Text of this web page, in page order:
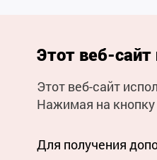
(с) Национальная
защищены
Для извещения об
russian@knto.or.kr
Этот веб-
Этот веб-сайт
Нажимая на кнопку
Для получения